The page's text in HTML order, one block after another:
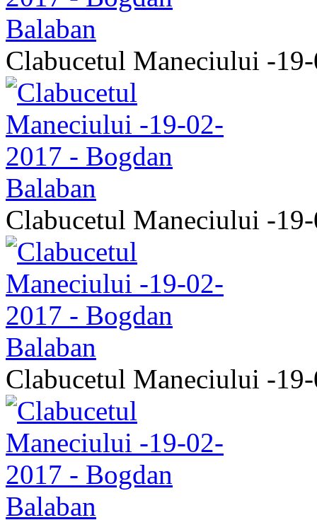
Clabucetul Maneciului -
Clabucetul Maneciului -
Clabucetul Maneciului -